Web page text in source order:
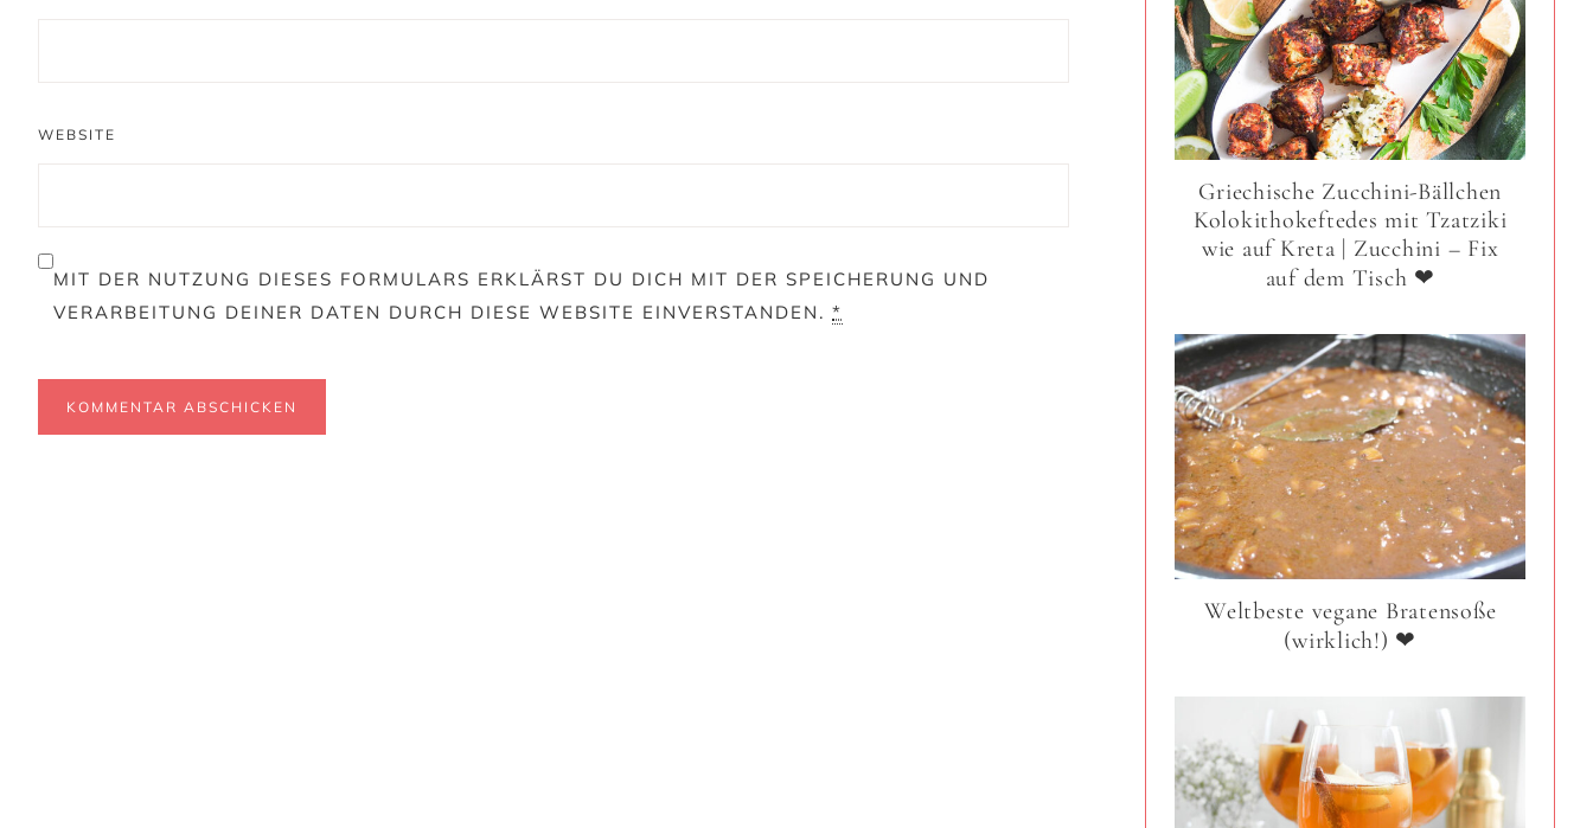
WEBSITE
MIT DER NUTZUNG DIESES FORMULARS ERKLÄRST DU DICH MIT DER SPEICHERUNG UND
VERARBEITUNG DEINER DATEN DURCH DIESE WEBSITE EINVERSTANDEN. *
Griechische Zucchini-Bällchen
Kolokithokeftedes mit Tzatziki
wie auf Kreta | Zucchini – Fix
auf dem Tisch ❤
Weltbeste vegane Bratensoße
(wirklich!) ❤